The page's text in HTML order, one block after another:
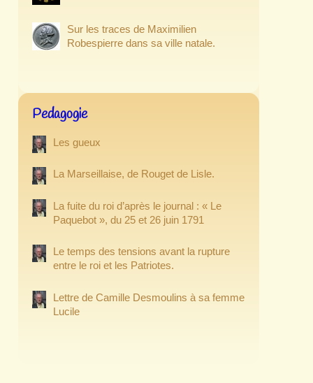
Sur les traces de Maximilien
Robespierre dans sa ville natale.
Pedagogie
Les gueux
La Marseillaise, de Rouget de Lisle.
La fuite du roi d’après le journal : « Le
Paquebot », du 25 et 26 juin 1791
Le temps des tensions avant la rupture
entre le roi et les Patriotes.
Lettre de Camille Desmoulins à sa femme
Lucile